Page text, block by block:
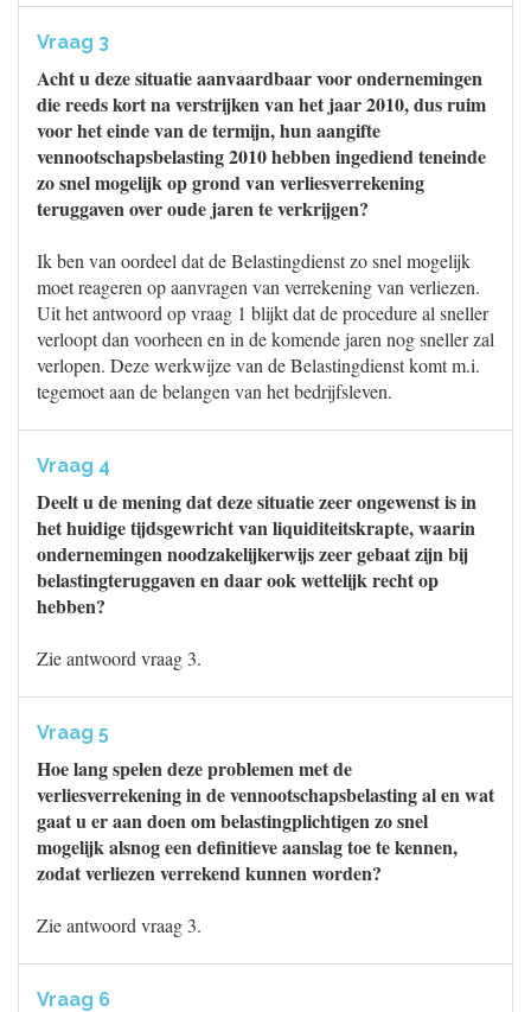
Vraag 3
Acht u deze situatie aanvaardbaar voor ondernemingen
die reeds kort na verstrijken van het jaar 2010, dus ruim
voor het einde van de termijn, hun aangifte
vennootschapsbelasting 2010 hebben ingediend teneinde
zo snel mogelijk op grond van verliesverrekening
teruggaven over oude jaren te verkrijgen?
Ik ben van oordeel dat de Belastingdienst zo snel mogelijk
moet reageren op aanvragen van verrekening van verliezen.
Uit het antwoord op vraag 1 blijkt dat de procedure al sneller
verloopt dan voorheen en in de komende jaren nog sneller zal
verlopen. Deze werkwijze van de Belastingdienst komt m.i.
tegemoet aan de belangen van het bedrijfsleven.
Vraag 4
Deelt u de mening dat deze situatie zeer ongewenst is in
het huidige tijdsgewricht van liquiditeitskrapte, waarin
ondernemingen noodzakelijkerwijs zeer gebaat zijn bij
belastingteruggaven en daar ook wettelijk recht op
hebben?
Zie antwoord vraag 3.
Vraag 5
Hoe lang spelen deze problemen met de
verliesverrekening in de vennootschapsbelasting al en wat
gaat u er aan doen om belastingplichtigen zo snel
mogelijk alsnog een definitieve aanslag toe te kennen,
zodat verliezen verrekend kunnen worden?
Zie antwoord vraag 3.
Vraag 6